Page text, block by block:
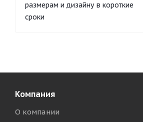
размерам и дизайну в короткие
сроки
Компания
О компании